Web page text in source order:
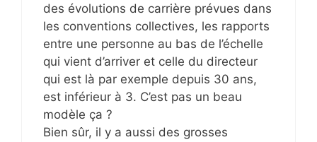
des évolutions de carrière prévues dans
les conventions collectives, les rapports
entre une personne au bas de l’échelle
qui vient d’arriver et celle du directeur
qui est là par exemple depuis 30 ans,
est inférieur à 3. C’est pas un beau
modèle ça ?
Bien sûr, il y a aussi des grosses